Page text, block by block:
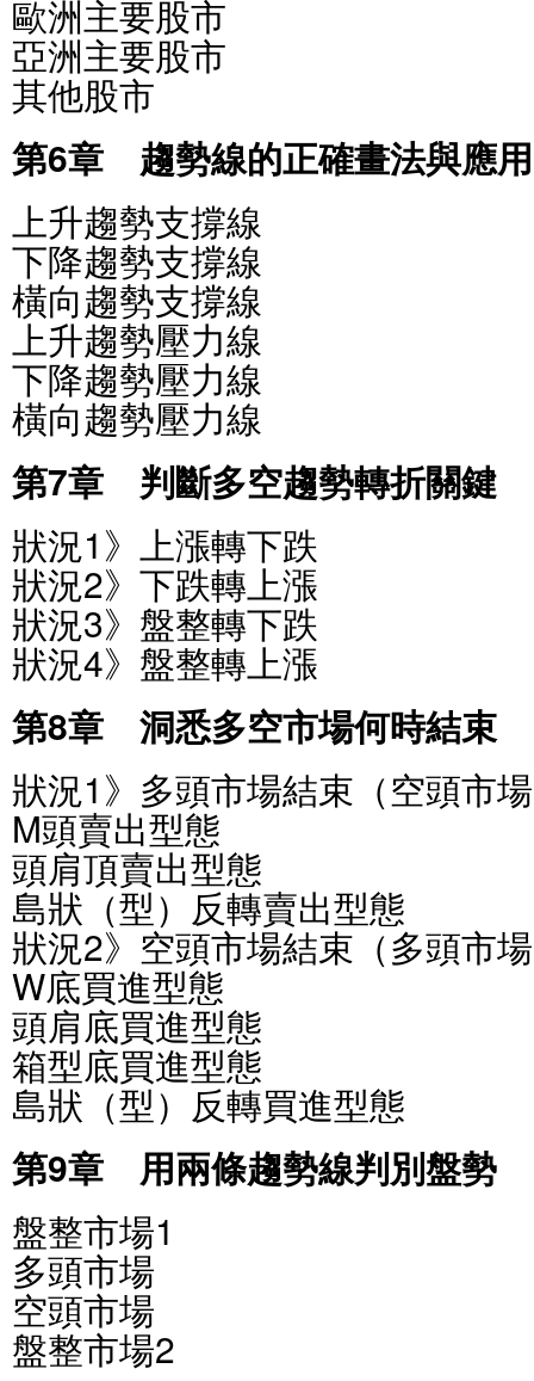
歐洲主要股市
亞洲主要股市
其他股市
第6章 趨勢線的正確畫法與應用
上升趨勢支撐線
下降趨勢支撐線
橫向趨勢支撐線
上升趨勢壓力線
下降趨勢壓力線
橫向趨勢壓力線
第7章 判斷多空趨勢轉折關鍵
狀況1》上漲轉下跌
狀況2》下跌轉上漲
狀況3》盤整轉下跌
狀況4》盤整轉上漲
第8章 洞悉多空市場何時結束
狀況1》多頭市場結束（空頭市
M頭賣出型態
頭肩頂賣出型態
島狀（型）反轉賣出型態
狀況2》空頭市場結束（多頭市
W底買進型態
頭肩底買進型態
箱型底買進型態
島狀（型）反轉買進型態
第9章 用兩條趨勢線判別盤勢
盤整市場1
多頭市場
空頭市場
盤整市場2